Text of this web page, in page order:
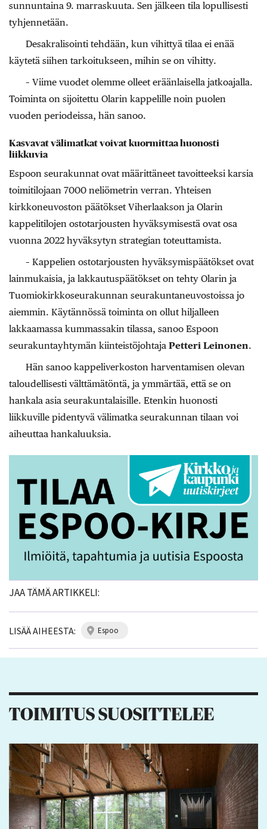
sunnuntaina 9. marraskuuta. Sen jälkeen tila lopullisesti
tyhjennetään.
Desakralisointi tehdään, kun vihittyä tilaa ei enää
käytetä siihen tarkoitukseen, mihin se on vihitty.
– Viime vuodet olemme olleet eräänlaisella jatkoajalla.
Toiminta on sijoitettu Olarin kappelille noin puolen
vuoden periodeissa, hän sanoo.
Kasvavat välimatkat voivat kuormittaa huonosti
liikkuvia
Espoon seurakunnat ovat määrittäneet tavoitteeksi karsia
toimitilojaan 7000 neliömetrin verran. Yhteisen
kirkkoneuvoston päätökset Viherlaakson ja Olarin
kappelitilojen ostotarjousten hyväksymisestä ovat osa
vuonna 2022 hyväksytyn strategian toteuttamista.
– Kappelien ostotarjousten hyväksymispäätökset ovat
lainmukaisia, ja lakkautuspäätökset on tehty Olarin ja
Tuomiokirkkoseurakunnan seurakuntaneuvostoissa jo
aiemmin. Käytännössä toiminta on ollut hiljalleen
lakkaamassa kummassakin tilassa, sanoo Espoon
seurakuntayhtymän kiinteistöjohtaja Petteri Leinonen.
Hän sanoo kappeliverkoston harventamisen olevan
taloudellisesti välttämätöntä, ja ymmärtää, että se on
hankala asia seurakuntalaisille. Etenkin huonosti
liikkuville pidentyvä välimatka seurakunnan tilaan voi
aiheuttaa hankaluuksia.
JAA TÄMÄ ARTIKKELI:
LISÄÄ AIHEESTA: espoo
TOIMITUS SUOSITTELEE